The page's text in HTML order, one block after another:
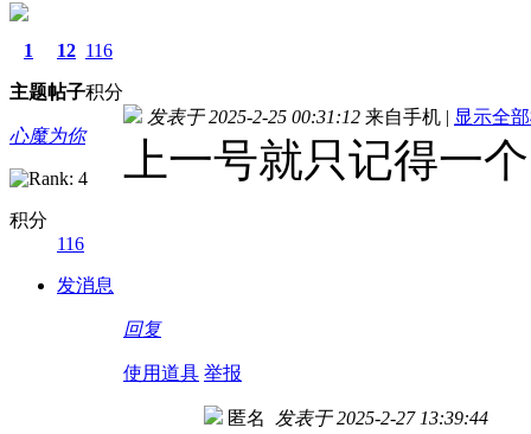
1
主题
12
帖子
116
积分
心魔为你
积分
116
发消息
发表于 2025-2-25 00:31:12 来自手机 | 显示全
上一号就只记得一
回复
使用道具 举报
匿名 发表于 2025-2-27 13:39:44